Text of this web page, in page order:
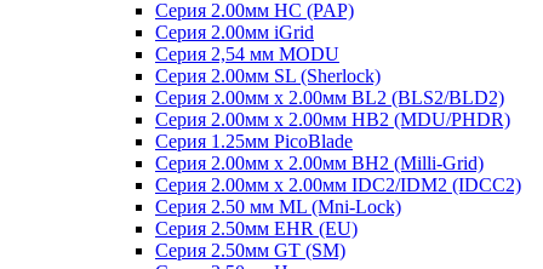
Серия 2.00мм HC (PAP)
Серия 2.00мм iGrid
Серия 2,54 мм MODU
Серия 2.00мм SL (Sherlock)
Серия 2.00мм x 2.00мм BL2 (BLS2/BLD2)
Серия 2.00мм x 2.00мм HB2 (MDU/PHDR)
Серия 1.25мм PicoBlade
Серия 2.00мм х 2.00мм BH2 (Milli-Grid)
Серия 2.00мм х 2.00мм IDC2/IDM2 (IDCC2)
Серия 2.50 мм ML (Mni-Lock)
Серия 2.50мм EHR (EU)
Серия 2.50мм GT (SM)